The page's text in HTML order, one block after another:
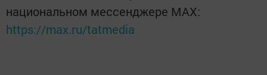
национальном мессенджере MАХ:
https://max.ru/tatmedia